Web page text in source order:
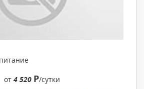
от 4 520 Р/сутки